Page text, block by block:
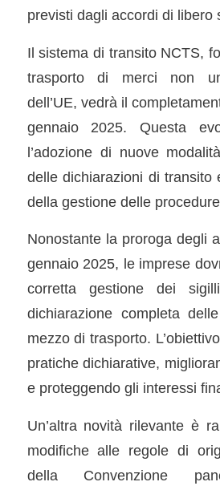
previsti dagli accordi di libero
Il sistema di transito NCTS,
trasporto di merci non
dell’UE, vedrà il
gennaio 2025. Questa
l’adozione di nuove
delle dichiarazioni di transito
della gestione delle
Nonostante la proroga degli
gennaio 2025, le imprese
corretta gestione dei
dichiarazione completa
mezzo di trasporto.
pratiche dichiarative,
e proteggendo gli interessi
Un’altra novità rilevante è
modifiche alle regole di
della Convenzione